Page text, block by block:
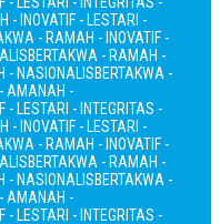
- INOVATIF - LESTARI -
- RAMAH - INOVATIF -
BERTAKWA - RAMAH -
- NASIONALISBERTAKWA -
AMANAH -
- LESTARI - INTEGRITAS -
- INOVATIF - LESTARI -
- RAMAH - INOVATIF -
BERTAKWA - RAMAH -
- NASIONALISBERTAKWA -
AMANAH -
- LESTARI - INTEGRITAS -